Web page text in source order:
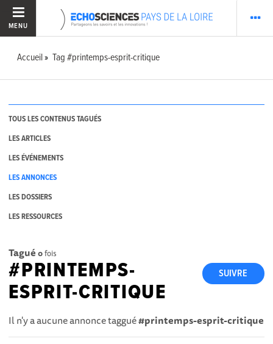
MENU
Accueil Tag #printemps-esprit-critique
TOUS LES CONTENUS TAGUÉS
LES ARTICLES
LES ÉVÉNEMENTS
LES ANNONCES
LES DOSSIERS
LES RESSOURCES
Tagué 0fois
SUIVRE
#PRINTEMPS-
ESPRIT-CRITIQUE
Il n'y a aucune annonce taggué#printemps-esprit-critique